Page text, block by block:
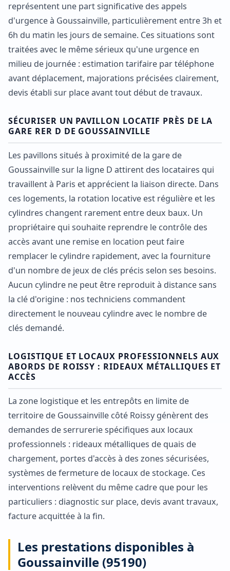
représentent une part significative des appels
d'urgence à Goussainville, particulièrement entre 3h et
6h du matin les jours de semaine. Ces situations sont
traitées avec le même sérieux qu'une urgence en
milieu de journée : estimation tarifaire par téléphone
avant déplacement, majorations précisées clairement,
devis établi sur place avant tout début de travaux.
SÉCURISER UN PAVILLON LOCATIF PRÈS DE LA
GARE RER D DE GOUSSAINVILLE
Les pavillons situés à proximité de la gare de
Goussainville sur la ligne D attirent des locataires qui
travaillent à Paris et apprécient la liaison directe. Dans
ces logements, la rotation locative est régulière et les
cylindres changent rarement entre deux baux. Un
propriétaire qui souhaite reprendre le contrôle des
accès avant une remise en location peut faire
remplacer le cylindre rapidement, avec la fourniture
d'un nombre de jeux de clés précis selon ses besoins.
Aucun cylindre ne peut être reproduit à distance sans
la clé d'origine : nos techniciens commandent
directement le nouveau cylindre avec le nombre de
clés demandé.
LOGISTIQUE ET LOCAUX PROFESSIONNELS AUX
ABORDS DE ROISSY : RIDEAUX MÉTALLIQUES ET
ACCÈS
La zone logistique et les entrepôts en limite de
territoire de Goussainville côté Roissy génèrent des
demandes de serrurerie spécifiques aux locaux
professionnels : rideaux métalliques de quais de
chargement, portes d'accès à des zones sécurisées,
systèmes de fermeture de locaux de stockage. Ces
interventions relèvent du même cadre que pour les
particuliers : diagnostic sur place, devis avant travaux,
facture acquittée à la fin.
Les prestations disponibles à
Goussainville (95190)